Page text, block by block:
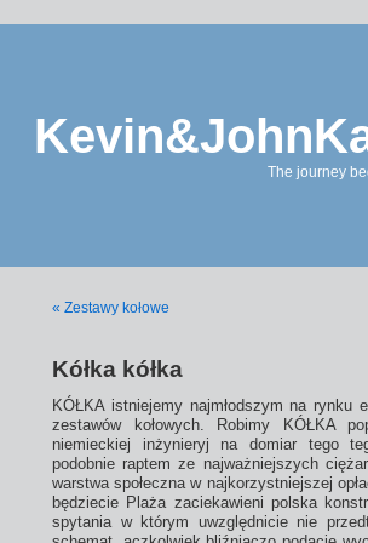
The journey
« Zestawy kołowe
Kółka kółka
KÓŁKA istniejemy najmłodszym na rynku
zestawów kołowych. Robimy KÓŁKA
niemieckiej inżynieryj na domiar tego
podobnie raptem ze najważniejszych
warstwa społeczna w najkorzystniejszej
będziecie Plaża zaciekawieni polska
spytania w którym uwzględnicie nie